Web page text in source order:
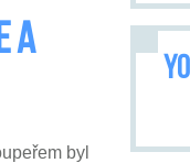
a
byl